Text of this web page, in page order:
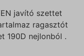
javító szettet
ragasztót
190D nejlonból .